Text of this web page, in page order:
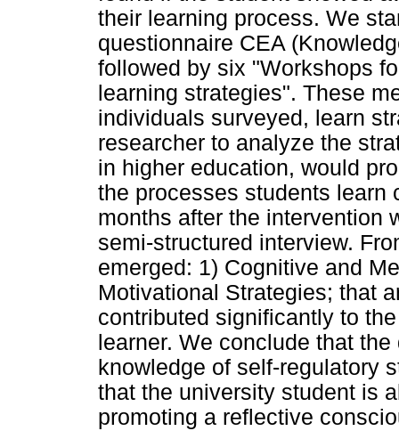
their learning process. We
questionnaire CEA
followed by six "Workshops
learning strategies". These
individuals surveyed, learn
researcher to analyze the
in higher education, would
the processes students learn
months after the intervention
semi-structured interview.
emerged: 1) Cognitive and
Motivational Strategies; that
contributed significantly to
learner. We conclude that
knowledge of self-regulatory
that the university student is
promoting a reflective